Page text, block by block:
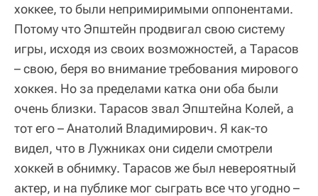
хоккее, то были непримиримыми оппонентами.
Потому что Эпштейн продвигал свою систему
игры, исходя из своих возможностей, а Тарасов
– свою, беря во внимание требования мирового
хоккея. Но за пределами катка они оба были
очень близки. Тарасов звал Эпштейна Колей, а
тот его – Анатолий Владимирович. Я как-то
видел, что в Лужниках они сидели смотрели
хоккей в обнимку. Тарасов же был невероятный
актер, и на публике мог сыграть все что угодно –